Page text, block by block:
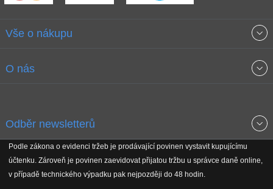
Vše o nákupu
Obchodní podmínky
Reklamační řád
O nás
Koho podporujeme
Odběr newsletterů
Podle zákona o evidenci tržeb je prodávající povinen vystavit kupujícímu
účtenku. Zároveň je povinen zaevidovat přijatou tržbu u správce daně online,
v případě technického výpadku pak nejpozději do 48 hodin.